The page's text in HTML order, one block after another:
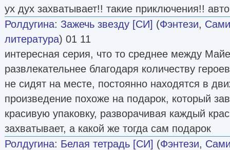
ух дух захватывает!! такие приключения!!
Ролдугина: Зажечь звезду [СИ] (Фэнтези,
литература) 01 11
интересная серия, что то среднее между
развлекательнее благодаря количеству
не сидят на месте, постоянно находятся в
произведение похоже на подарок, который
красивую упаковку, разворачивая каждый
захватывает, а какой же тогда сам подарок
Ролдугина: Белая тетрадь [СИ] (Фэнтези,